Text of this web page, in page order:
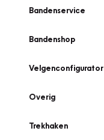
Bandenservice
Bandenshop
Velgenconfigurator
Overig
Trekhaken